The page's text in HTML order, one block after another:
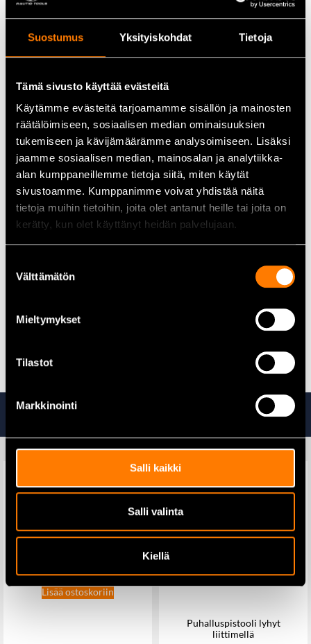
Suostumus Yksityiskohdat Tietoja
Tämä sivusto käyttää evästeitä
Käytämme evästeitä tarjoamamme sisällön ja mainosten
räätälöimiseen, sosiaalisen median ominaisuuksien
tukemiseen ja kävijämäärämme analysoimiseen. Lisäksi
jaamme sosiaalisen median, mainosalan ja analytiikka-
alan kumppaneillemme tietoja siitä, miten käytät
sivustoamme. Kumppanimme voivat yhdistää näitä
tietoja muihin tietoihin, joita olet antanut heille tai joita on
kerätty, kun olet käyttänyt heidän palvelujaan.
valinta
Välttämätön
Mieltymykset
Tilastot
Markkinointi
Salli kaikki
Salli valinta
Kiellä
Säädettävä vyötärö ja hakaset istuvuuden
varmistamiseksi
Henkselit mukana tukemaan housujen pysyvyyttä
Tekniset tiedot
Hyväksyntä: EN ISO 11393, KWF Profi
Viiltosuoja: Luokka 1 (20 m/s)
Materiaalit: useita kerroksia kuten polyamidi/elastaani –
stretch, Cordura®, Dyneema®
Väri: tyypillisesti musta/oranssi/yhdistetty tehosteväritys
Kattavasti lisätietoa valmistajan sivuilta Husqvarna.com
STC HD -otsareikäavain 550
mm
Lisää ostoskoriin
Puhalluspistooli lyhyt
liittimellä